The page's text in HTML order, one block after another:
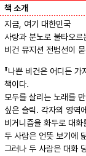
책 소개
지금, 여기 대한민국
사랑과 분노로 불타오
비건 뮤지션 전범선이
『나쁜 비건은 어디든 가
책이다.
모두를 살리는 노래를
싶은 슬릭. 각자의 영역
비거니즘을 화두로 대화
두 사람은 언뜻 보기에
그러나 두 사람은 대화